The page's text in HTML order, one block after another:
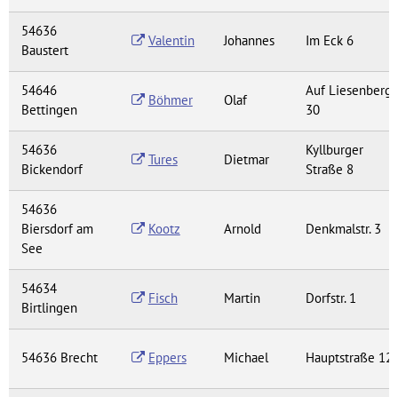
54636
Baustert
Valentin Johannes Im Eck 6
54646
Bettingen
Böhmer Olaf
Auf Liesenberg
30
54636
Bickendorf
Tures Dietmar
Kyllburger
Straße 8
54636
Biersdorf am
See
Kootz Arnold Denkmalstr. 3
54634
Birtlingen
Fisch Martin Dorfstr. 1
54636 Brecht Eppers Michael Hauptstraße 12